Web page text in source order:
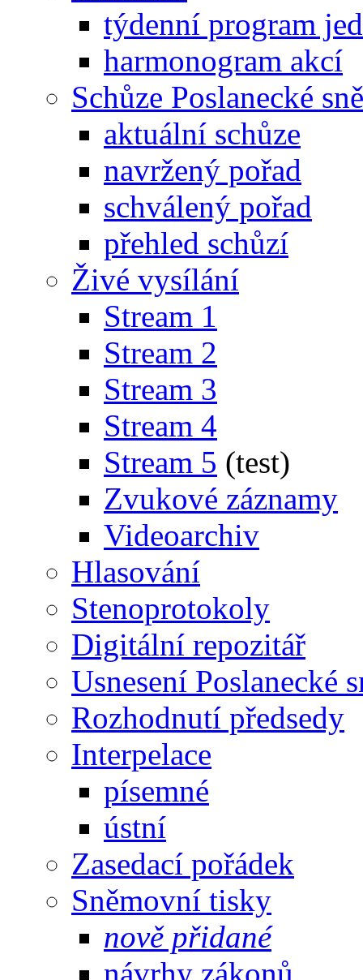
týdenní program
harmonogram akcí
Schůze Poslanecké
aktuální schůze
navržený pořad
schválený pořad
přehled schůzí
Živé vysílání
Stream 1
Stream 2
Stream 3
Stream 4
Stream 5 (test)
Zvukové záznamy
Videoarchiv
Hlasování
Stenoprotokoly
Digitální repozitář
Usnesení Poslanecké
Rozhodnutí předsedy
Interpelace
písemné
ústní
Zasedací pořádek
Sněmovní tisky
nově přidané
návrhy zákonů